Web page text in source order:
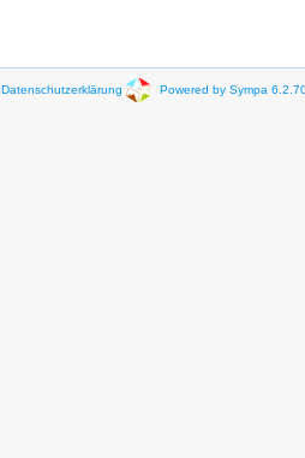
Datenschutzerklärung Powered by Sympa